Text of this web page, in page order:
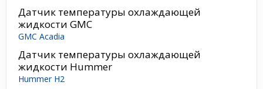
Датчик температуры охлаждающей
жидкости GMC
GMC Acadia
Датчик температуры охлаждающей
жидкости Hummer
Hummer H2